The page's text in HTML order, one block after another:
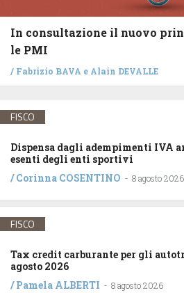
In consultazione il nuovo
le PMI
/ Fabrizio BAVA e Alain DEVALLE
FISCO
Dispensa dagli adempimenti IVA
esenti degli enti sportivi
/Corinna COSENTINO - 8 agosto 2026
FISCO
Tax credit carburante per gli
agosto 2026
/Pamela ALBERTI - 8 agosto 2026